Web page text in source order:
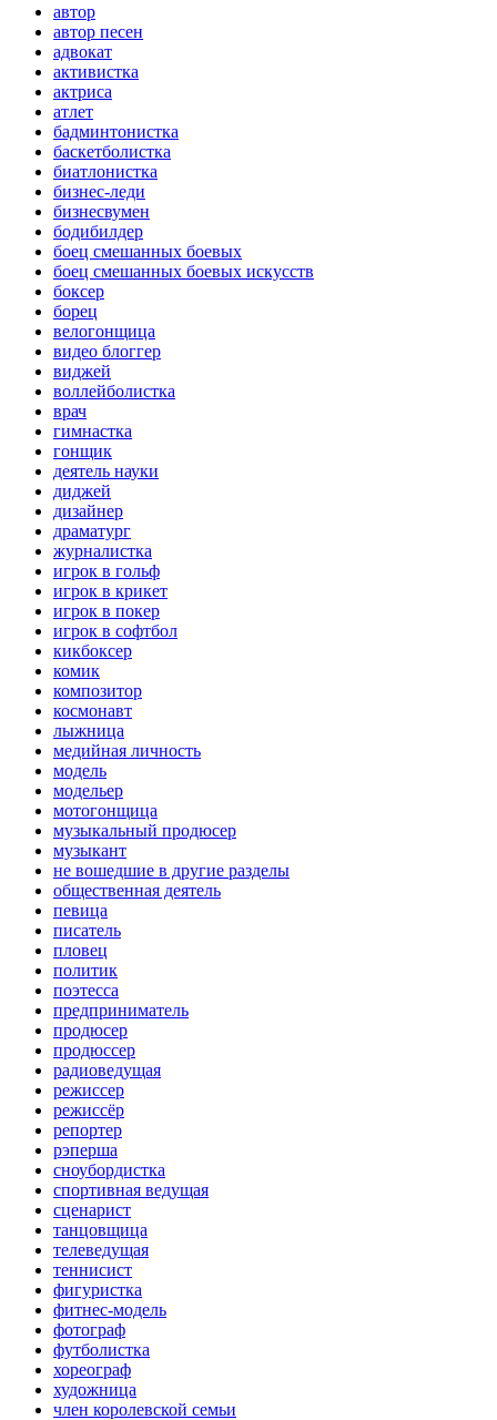
автор
автор песен
адвокат
активистка
актриса
атлет
бадминтонистка
баскетболистка
биатлонистка
бизнес-леди
бизнесвумен
бодибилдер
боец смешанных боевых
боец смешанных боевых искусств
боксер
борец
велогонщица
видео блоггер
виджей
воллейболистка
врач
гимнастка
гонщик
деятель науки
диджей
дизайнер
драматург
журналистка
игрок в гольф
игрок в крикет
игрок в покер
игрок в софтбол
кикбоксер
комик
композитор
космонавт
лыжница
медийная личность
модель
модельер
мотогонщица
музыкальный продюсер
музыкант
не вошедшие в другие разделы
общественная деятель
певица
писатель
пловец
политик
поэтесса
предприниматель
продюсер
продюссер
радиоведущая
режиссер
режиссёр
репортер
рэперша
сноубордистка
спортивная ведущая
сценарист
танцовщица
телеведущая
теннисист
фигуристка
фитнес-модель
фотограф
футболистка
хореограф
художница
член королевской семьи